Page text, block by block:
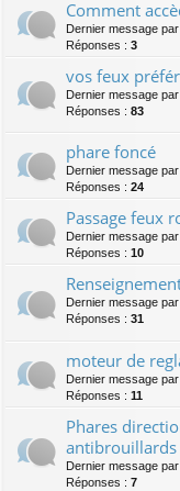
Comment
Dernier message par
Réponses : 3
vos feux
Dernier message par
Réponses : 83
phare foncé
Dernier message par
Réponses : 24
Passage feux
Dernier message par
Réponses : 10
Dernier message par
Réponses : 31
moteur de
Dernier message par
Réponses : 11
Phares
antibrouillards
Dernier message par
Réponses : 7